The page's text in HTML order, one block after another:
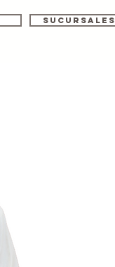
Sucursales